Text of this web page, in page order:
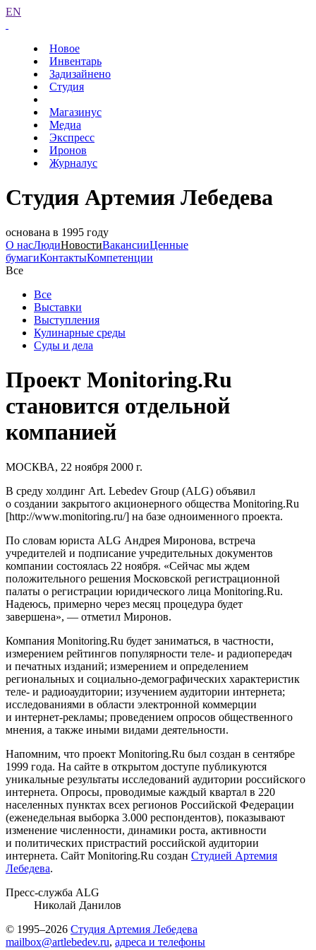
EN
Новое
Инвентарь
Задизайнено
Студия
Магазинус
Медиа
Экспресс
Иронов
Журналус
Студия Артемия Лебедева
основана в 1995 году
О насЛюдиНовостиВакансииЦенные
бумагиКонтактыКомпетенции
Все
Все
Выставки
Выступления
Кулинарные среды
Суды и дела
Проект Monitoring.Ru
становится отдельной
компанией
МОСКВА, 22 ноября 2000 г.
В среду холдинг Art. Lebedev Group (ALG) объявил
о создании закрытого акционерного общества Monitoring.Ru
[http://www.monitoring.ru/] на базе одноименного проекта.
По словам юриста ALG Андрея Миронова, встреча
учредителей и подписание учредительных документов
компании состоялась 22 ноября. «Сейчас мы ждем
положительного решения Московской регистрационной
палаты о регистрации юридического лица Monitoring.Ru.
Надеюсь, примерно через месяц процедура будет
завершена», — отметил Миронов.
Компания Monitoring.Ru будет заниматься, в частности,
измерением рейтингов популярности теле- и радиопередач
и печатных изданий; измерением и определением
региональных и социально-демографических характеристик
теле- и радиоаудитории; изучением аудитории интернета;
исследованиями в области электронной коммерции
и интернет-рекламы; проведением опросов общественного
мнения, а также иными видами деятельности.
Напомним, что проект Monitoring.Ru был создан в сентябре
1999 года. На сайте в открытом доступе публикуются
уникальные результаты исследований аудитории российского
интернета. Опросы, проводимые каждый квартал в 220
населенных пунктах всех регионов Российской Федерации
(еженедельная выборка 3.000 респондентов), показывают
изменение численности, динамики роста, активности
и политических пристрастий российской аудитории
интернета. Сайт Monitoring.Ru создан Студией Артемия
Лебедева.
Пресс-служба ALG
Николай Данилов
© 1995–2026 Студия Артемия Лебедева
mailbox@artlebedev.ru, адреса и телефоны